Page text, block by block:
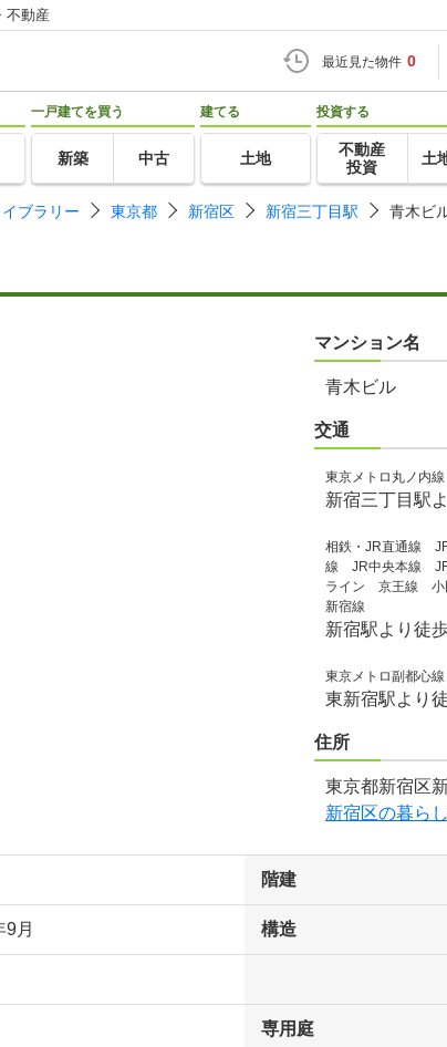
不動産
最近見た物件 0
一戸建てを買う
新築 中古
建てる
土地
投資する
不動産
投資
土
ブラリー 東京都 新宿区 新宿三丁目駅 青木ビ
マンション名
青木ビル
交通
東京メトロ丸ノ内
新宿三丁目駅
相鉄・JR直通線
線 JR中央本線
ライン 京王線 小
新宿線
新宿駅より徒
東京メトロ副都心
東新宿駅より
住所
東京都新宿区
新宿区の暮ら
階建
9月 構造
専用庭